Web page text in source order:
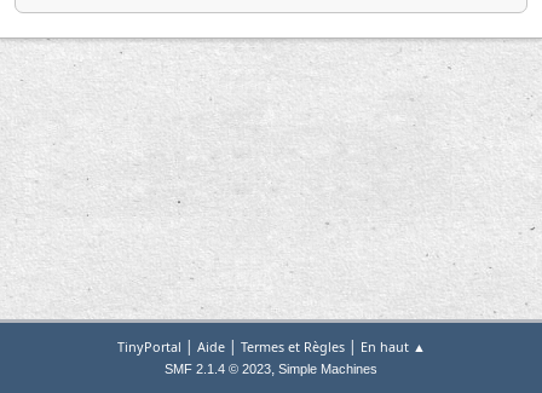
TinyPortal | Aide| Termes et Règles| En haut ▲
SMF 2.1.4 © 2023, Simple Machines